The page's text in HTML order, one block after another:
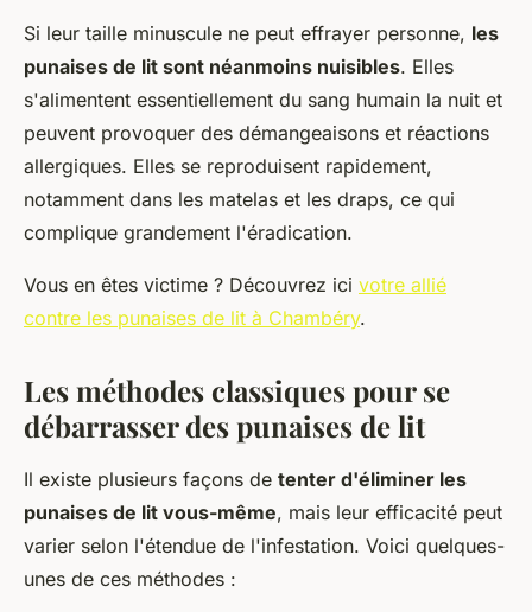
Si leur taille minuscule ne peut effrayer personne, les
punaises de lit sont néanmoins nuisibles. Elles
s'alimentent essentiellement du sang humain la nuit et
peuvent provoquer des démangeaisons et réactions
allergiques. Elles se reproduisent rapidement,
notamment dans les matelas et les draps, ce qui
complique grandement l'éradication.
Vous en êtes victime ? Découvrez ici votre allié
contre les punaises de lit à Chambéry.
Les méthodes classiques pour se
débarrasser des punaises de lit
Il existe plusieurs façons de tenter d'éliminer les
punaises de lit vous-même, mais leur efficacité peut
varier selon l'étendue de l'infestation. Voici quelques-
unes de ces méthodes :